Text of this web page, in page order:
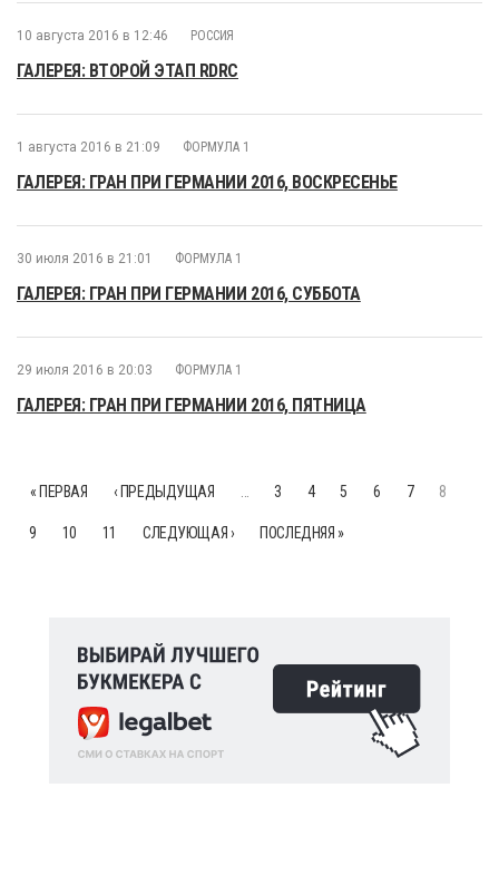
10 августа 2016 в 12:46 РОССИЯ
ГАЛЕРЕЯ: ВТОРОЙ ЭТАП RDRC
1 августа 2016 в 21:09 ФОРМУЛА 1
ГАЛЕРЕЯ: ГРАН ПРИ ГЕРМАНИИ 2016, ВОСКРЕСЕНЬЕ
30 июля 2016 в 21:01 ФОРМУЛА 1
ГАЛЕРЕЯ: ГРАН ПРИ ГЕРМАНИИ 2016, СУББОТА
29 июля 2016 в 20:03 ФОРМУЛА 1
ГАЛЕРЕЯ: ГРАН ПРИ ГЕРМАНИИ 2016, ПЯТНИЦА
« ПЕРВАЯ ‹ ПРЕДЫДУЩАЯ 3 4 5 6 7 8
9 10 11 СЛЕДУЮЩАЯ › ПОСЛЕДНЯЯ »